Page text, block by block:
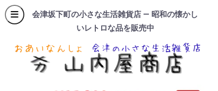
会津坂下町の小さな生活雑貨店 — 昭和の懐かし
いレトロな品を販売中